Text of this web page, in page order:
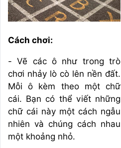
Cách chơi:
- Vẽ các ô như trong trò
chơi nhảy lò cò lên nền đất.
Mỗi ô kèm theo một chữ
cái. Bạn có thể viết những
chữ cái này một cách ngẫu
nhiên và chúng cách nhau
một khoảng nhỏ.